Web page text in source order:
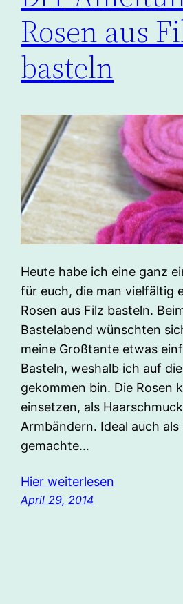
Rosen aus
basteln
Heute habe ich eine ganz
für euch, die man vielfältig
Rosen aus Filz basteln.
Bastelabend wünschten
meine Großtante etwas
Basteln, weshalb ich auf
gekommen bin. Die Rosen
einsetzen, als
Armbändern. Ideal auch als
gemachte…
Hier weiterlesen
April 29, 2014